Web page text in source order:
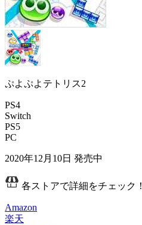
ぷよぷよテトリス2
PS4
Switch
PS5
PC
2020年12月10日 発売中
各ストアで詳細をチェック！
Amazon
楽天